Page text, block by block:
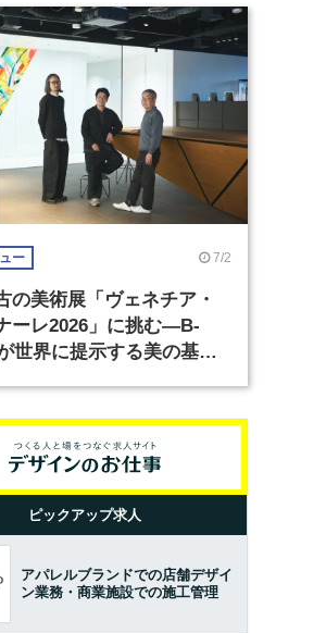
ー 7/2
の美術展「ヴェネチア・
ーレ2026」に挑む―B-
世界に提示する美の基準
ピックアップ求人
アパレルブランドでの店舗デザイ
ン業務・商業施設での施工管理